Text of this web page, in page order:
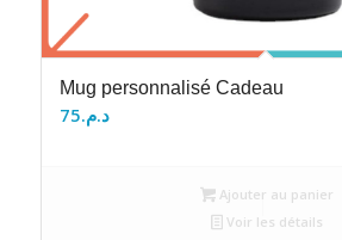
Mug personnalisé Cadeau
د.م.75
Ajouter au panier
Voir les détails